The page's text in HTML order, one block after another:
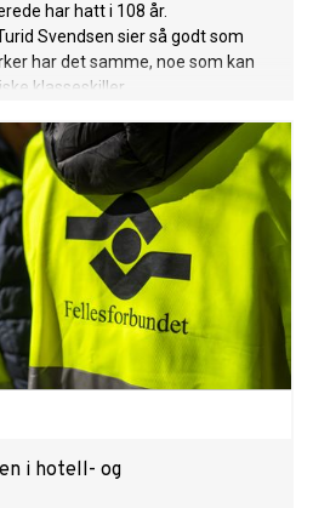
har hatt i 108 år.
Svendsen sier så godt som
har det samme, noe som kan
klasseskiller.
i hotell- og